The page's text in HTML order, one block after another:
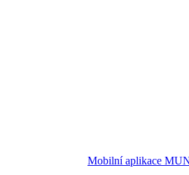
Mobilní aplikace